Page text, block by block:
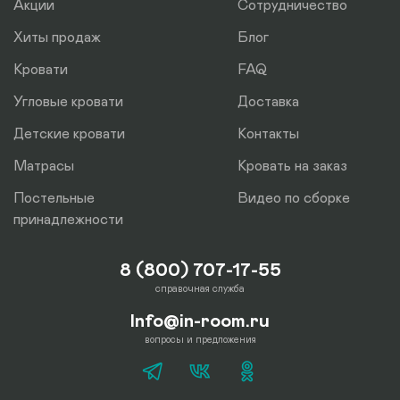
Акции
Хиты продаж
Кровати
Угловые кровати
Детские кровати
Матрасы
Постельные
принадлежности
Сотрудничество
Блог
FAQ
Доставка
Контакты
Кровать на заказ
Видео по сборке
8 (800) 707-17-55
справочная служба
Info@in-room.ru
вопросы и предложения